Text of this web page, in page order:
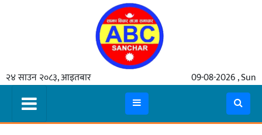
२४ साउन २०८३, आइतबार 09-08-2026 , Sun
समाचार
मुख्य
समाचार